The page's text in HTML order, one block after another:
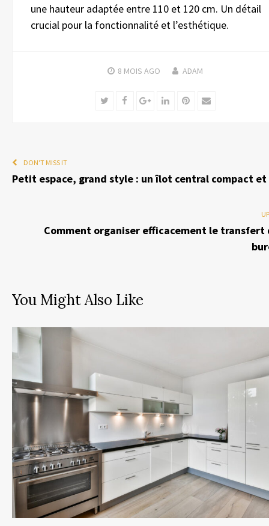
une hauteur adaptée entre 110 et 120 cm. Un détail
crucial pour la fonctionnalité et l’esthétique.
8 MOIS AGO ADAM
TwitterFacebookGoogle+LinkedInPinterest
Email
DON'T MISS IT
Petit espace, grand style : un îlot central compact
Comment organiser efficacement le transfert
You Might Also Like